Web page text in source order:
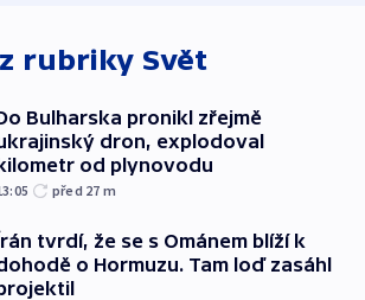
rubriky Svět
Bulharska pronikl zřejmě
dron, explodoval
od plynovodu
před 27 m
tvrdí, že se s Ománem blíží k
o Hormuzu. Tam loď zasáhl